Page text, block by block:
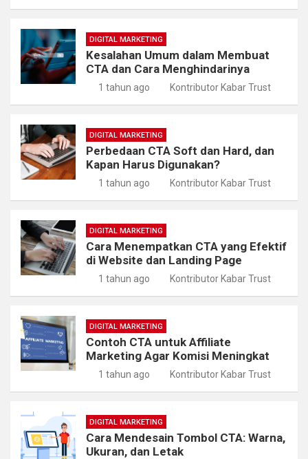
DIGITAL MARKETING
Kesalahan Umum dalam Membuat
CTA dan Cara Menghindarinya
1 tahun ago Kontributor Kabar Trust
DIGITAL MARKETING
Perbedaan CTA Soft dan Hard, dan
Kapan Harus Digunakan?
1 tahun ago Kontributor Kabar Trust
DIGITAL MARKETING
Cara Menempatkan CTA yang Efektif
di Website dan Landing Page
1 tahun ago Kontributor Kabar Trust
DIGITAL MARKETING
Contoh CTA untuk Affiliate
Marketing Agar Komisi Meningkat
1 tahun ago Kontributor Kabar Trust
DIGITAL MARKETING
Cara Mendesain Tombol CTA: Warna,
Ukuran, dan Letak